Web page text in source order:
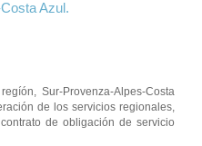
Azul.
Sur-Provenza-Alpes-Costa
de los servicios regionales,
de obligación de servicio